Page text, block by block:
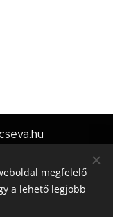
megfelelő
a lehető legjobb